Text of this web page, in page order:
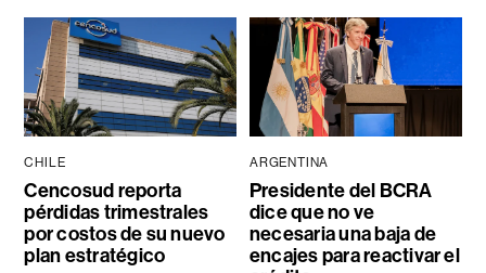
CHILE
Cencosud reporta
pérdidas trimestrales
por costos de su nuevo
plan estratégico
ARGENTINA
Presidente del BCRA
dice que no ve
necesaria una baja de
encajes para reactivar el